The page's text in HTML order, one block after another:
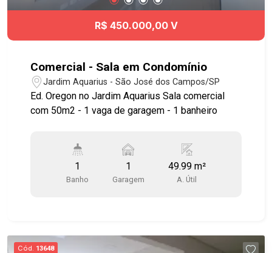
R$ 450.000,00 V
Comercial - Sala em Condomínio
Jardim Aquarius - São José dos Campos/SP
Ed. Oregon no Jardim Aquarius Sala comercial
com 50m2 - 1 vaga de garagem - 1 banheiro
1
Banho
1
Garagem
49.99 m²
A. Útil
Cód. 13648